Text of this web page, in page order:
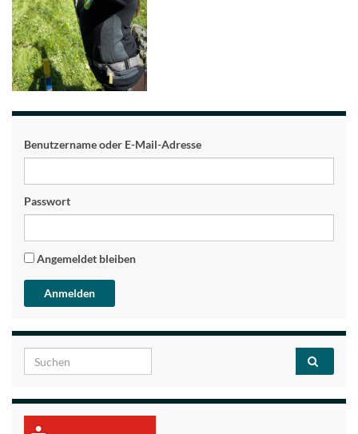
Benutzername oder E-Mail-Adresse
Passwort
Angemeldet bleiben
Search for: